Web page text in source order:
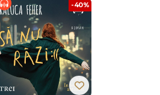
-40%